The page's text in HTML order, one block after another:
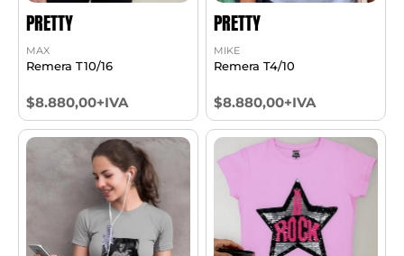
PRETTY
MAX
Remera T10/16
$8.880,00+IVA
PRETTY
MIKE
Remera T4/10
$8.880,00+IVA